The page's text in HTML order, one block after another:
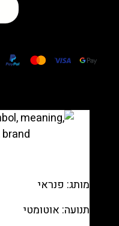
Luminor
Acciaio
מק"ט
מותג: פנראי
תנועה: אוטומטי